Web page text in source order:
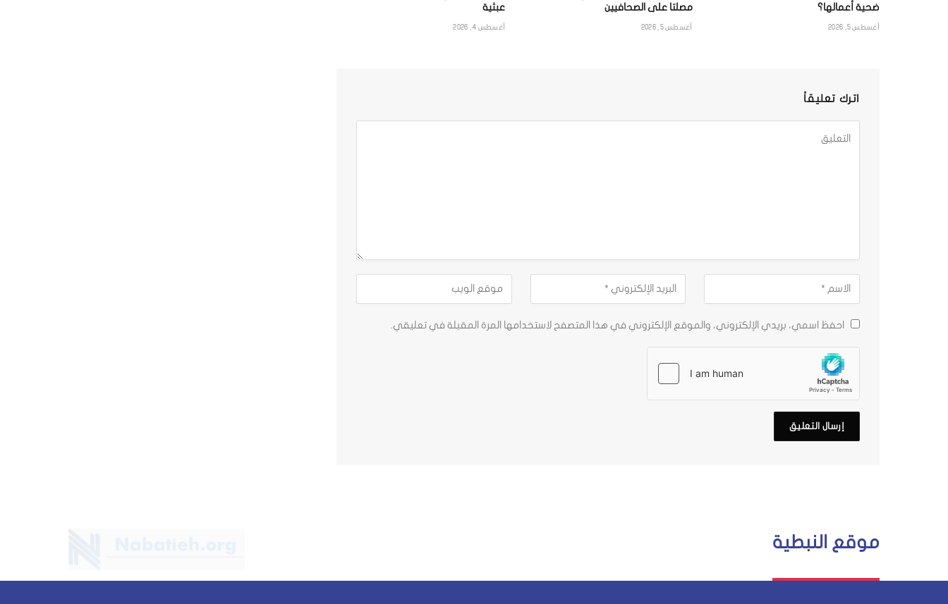
ضحية أعمالها؟
أغسطس 5, 2026
مصلتا على الصحافيين
أغسطس 5, 2026
عبثية
أغسطس 4, 2026
اترك تعليقاً
احفظ اسمي، بريدي الإلكتروني، والموقع الإلكتروني في هذا المتصفح لاستخدامها المرة المقبلة في تعليقي.
موقع النبطية